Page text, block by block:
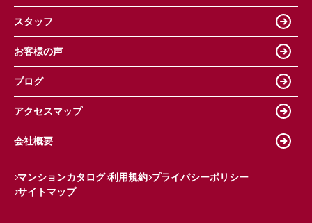
スタッフ
お客様の声
ブログ
アクセスマップ
会社概要
マンションカタログ 利用規約 プライバシーポリシー
サイトマップ